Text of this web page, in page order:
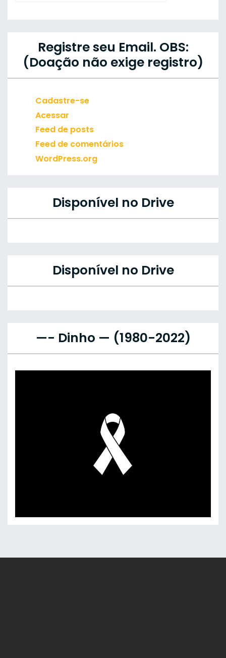
Registre seu Email. OBS:
(Doação não exige registro)
Cadastre-se
Acessar
Feed de posts
Feed de comentários
WordPress.org
Disponível no Drive
Disponível no Drive
—- Dinho — (1980-2022)